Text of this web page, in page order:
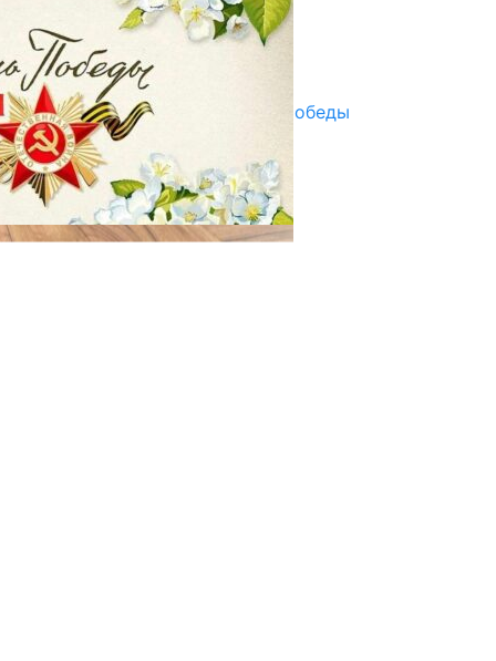
07.08.2025
Улуу Жеңиштин жандуу сөзү
29.04.2025
Награды в преддверии Дня Победы
29.04.2025